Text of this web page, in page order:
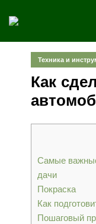
Техника и
Как
Самые
дачи
Покраска
Как
Пошаговый